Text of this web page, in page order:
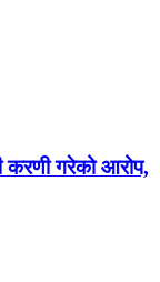
करणी गरेको आरोप,